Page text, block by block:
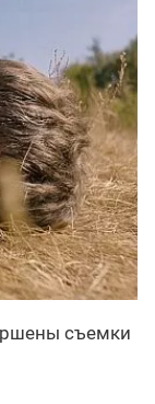
съемки